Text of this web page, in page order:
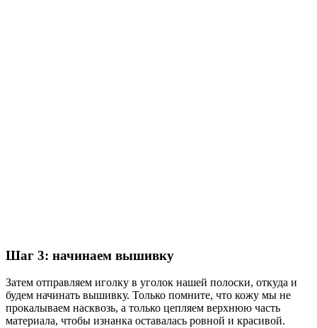
Шаг 3: начинаем вышивку
Затем отправляем иголку в уголок нашей полоски, откуда и
будем начинать вышивку. Только помните, что кожу мы не
прокалываем насквозь, а только цепляем верхнюю часть
материала, чтобы изнанка оставалась ровной и красивой.